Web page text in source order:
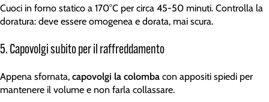
Cuoci in forno statico a 170°C per circa 45-50 minuti. Controlla la
doratura: deve essere omogenea e dorata, mai scura.
5. Capovolgi subito per il raffreddamento
Appena sfornata, capovolgi la colomba con appositi spiedi per
mantenere il volume e non farla collassare.